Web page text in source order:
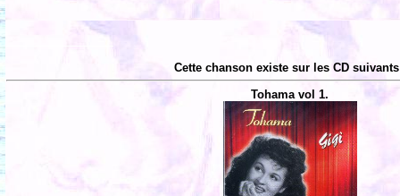
Cette chanson existe sur les CD
Tohama vol 1.